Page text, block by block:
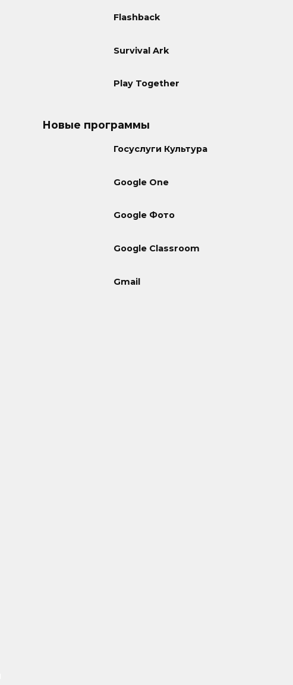
Flashback
Survival Ark
Play Together
Новые программы
Госуслуги Культура
Google One
Google Фото
Google Classroom
Gmail